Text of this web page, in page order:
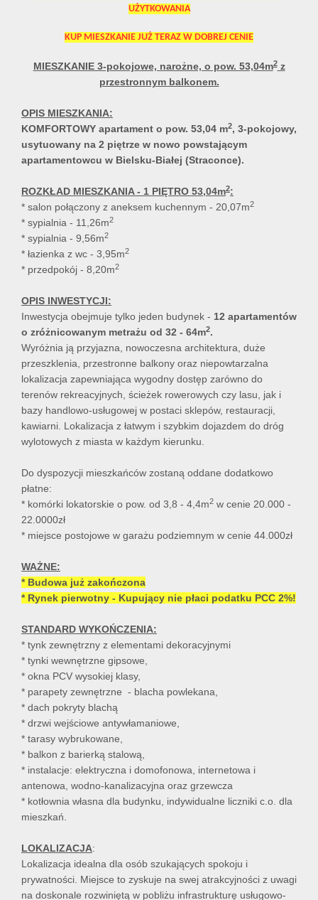
UŻYTKOWANIA
KUP MIESZKANIE JUŻ TERAZ W DOBREJ CENIE
MIESZKANIE 3-pokojowe, narożne, o pow. 53,04m2z
przestronnym balkonem.
OPIS MIESZKANIA:
KOMFORTOWY apartament o pow. 53,04 m2, 3-pokojowy,
usytuowany na 2 piętrze w nowo powstającym
apartamentowcu w Bielsku-Białej (Straconce).
ROZKŁAD MIESZKANIA - 1 PIĘTRO 53,04m2:
* salon połączony z aneksem kuchennym - 20,07m2
* sypialnia - 11,26m2
* sypialnia - 9,56m2
* łazienka z wc - 3,95m2
* przedpokój - 8,20m2
OPIS INWESTYCJI:
Inwestycja obejmuje tylko jeden budynek - 12 apartamentów
o zróżnicowanym metrażu od 32 - 64m2.
Wyróżnia ją przyjazna, nowoczesna architektura, duże
przeszklenia, przestronne balkony oraz niepowtarzalna
lokalizacja zapewniająca wygodny dostęp zarówno do
terenów rekreacyjnych, ścieżek rowerowych czy lasu, jak i
bazy handlowo-usługowej w postaci sklepów, restauracji,
kawiarni. Lokalizacja z łatwym i szybkim dojazdem do dróg
wylotowych z miasta w każdym kierunku.
Do dyspozycji mieszkańców zostaną oddane dodatkowo
płatne:
* komórki lokatorskie o pow. od 3,8 - 4,4m2 w cenie 20.000 -
22.0000zł
* miejsce postojowe w garażu podziemnym w cenie 44.000zł
WAŻNE:
* Budowa już zakończona
* Rynek pierwotny - Kupujący nie płaci podatku PCC 2%!
STANDARD WYKOŃCZENIA:
* tynk zewnętrzny z elementami dekoracyjnymi
* tynki wewnętrzne gipsowe,
* okna PCV wysokiej klasy,
* parapety zewnętrzne - blacha powlekana,
* dach pokryty blachą
* drzwi wejściowe antywłamaniowe,
* tarasy wybrukowane,
* balkon z barierką stalową,
* instalacje: elektryczna i domofonowa, internetowa i
antenowa, wodno-kanalizacyjna oraz grzewcza
* kotłownia własna dla budynku, indywidualne liczniki c.o. dla
mieszkań.
LOKALIZACJA:
Lokalizacja idealna dla osób szukających spokoju i
prywatności. Miejsce to zyskuje na swej atrakcyjności z uwagi
na doskonale rozwiniętą w pobliżu infrastrukturę usługowo-